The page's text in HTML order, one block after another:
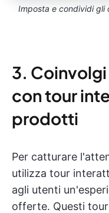
Imposta e condividi gli
3.
con tour
prodotti
Per catturare
utilizza tour
agli utenti
offerte. Questi